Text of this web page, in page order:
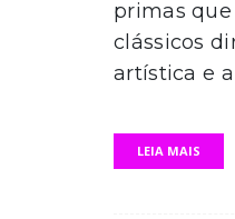
primas
clássicos
artística e a
LEIA MAIS